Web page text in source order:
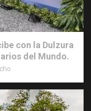
con la Dulzura
del Mundo.